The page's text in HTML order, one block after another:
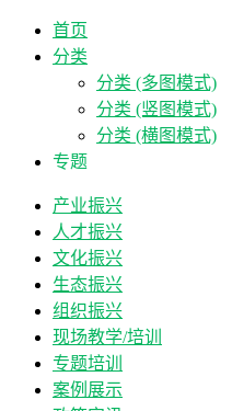
首页
分类
分类 (多图模式)
分类 (竖图模式)
分类 (横图模式)
专题
产业振兴
人才振兴
文化振兴
生态振兴
组织振兴
现场教学/培训
专题培训
案例展示